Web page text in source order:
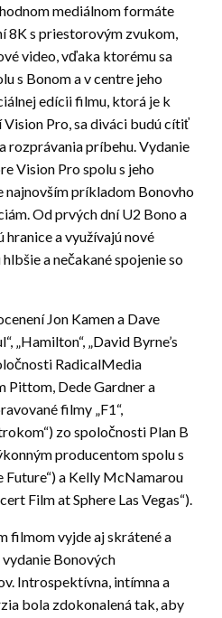
mediálnom formáte
8K s priestorovým zvukom,
video, vďaka ktorému sa
s Bonom a v centre jeho
edícii filmu, ktorá je k
Pro, sa diváci budú cítiť
rozprávania príbehu. Vydanie
Vision Pro spolu s jeho
najnovším príkladom Bonovho
Od prvých dní U2 Bono a
hranice a využívajú nové
a nečakané spojenie so
Jon Kamen a Dave
„Hamilton“, „David Byrne’s
RadicalMedia
Pittom, Dede Gardner a
filmy „F1“,
zo spoločnosti Plan B
producentom spolu s
Future“) a Kelly McNamarou
Film at Sphere Las Vegas“).
filmom vyjde aj skrátené a
Bonových
Introspektívna, intímna a
bola zdokonalená tak, aby